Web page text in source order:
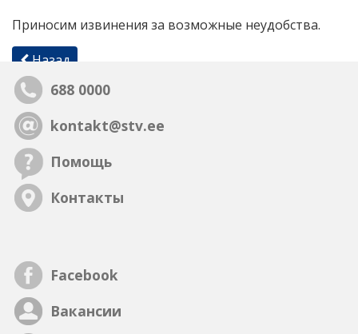
Приносим извинения за возможные неудобства.
Назад
688 0000
kontakt@stv.ee
Помощь
Контакты
Facebook
Вакансии